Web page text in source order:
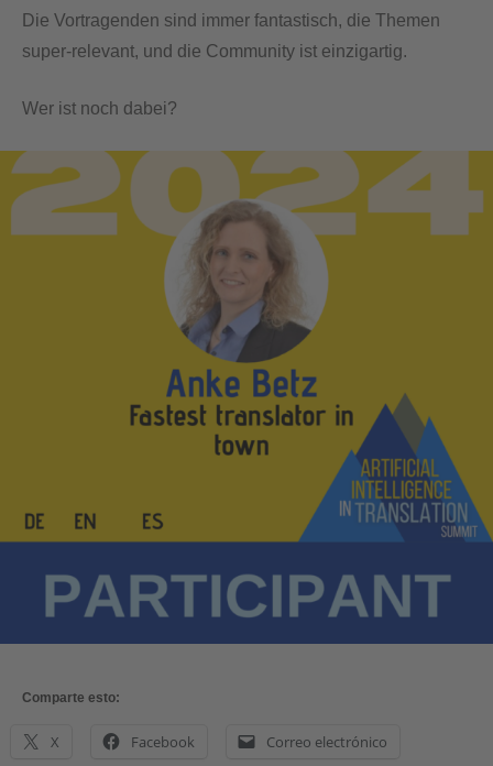
Die Vortragenden sind immer fantastisch, die Themen
super-relevant, und die Community ist einzigartig.
Wer ist noch dabei?
Comparte esto:
X Facebook Correo electrónico